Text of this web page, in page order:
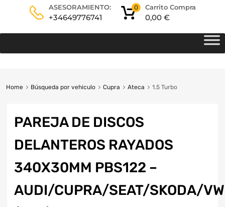
ASESORAMIENTO:
+34649776741
Carrito Compra
0,00 €
0
Home Búsqueda por vehiculo Cupra Ateca 1.5 Turbo
PAREJA DE DISCOS
DELANTEROS RAYADOS
340X30MM PBS122 –
AUDI/CUPRA/SEAT/SKODA/VW